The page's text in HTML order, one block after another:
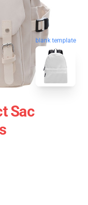
blank template
Sac